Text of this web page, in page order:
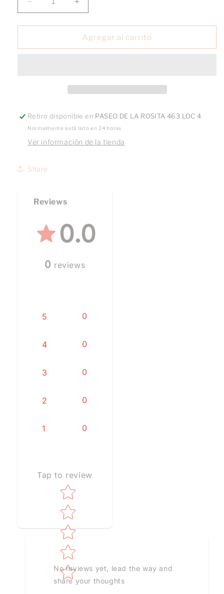
Reducir
cantidad
para
Mariposa
Aumentar
cantidad
para
Broquel
Mariposa
Agregar al carrito
Retiro disponible en PASEO DE LA ROSITA 463 LOC 4
Normalmente está listo en 24 horas
Ver información de la tienda
Share
Reviews
0.0
0 reviews
5 0
4 0
3 0
2 0
1 0
Tap to review
Star rating
No reviews yet, lead the way and
share your thoughts